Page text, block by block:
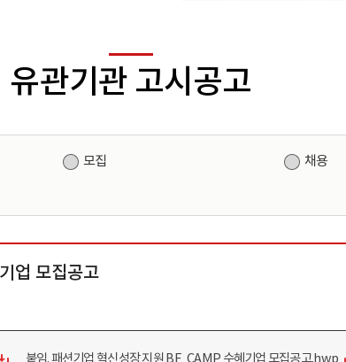
유관기관 고시공고
모집
채용
업 모집공고
붙임. 패션기업 혁신성장 지원 BF_CAMP 수혜기업 모집공고.hwp